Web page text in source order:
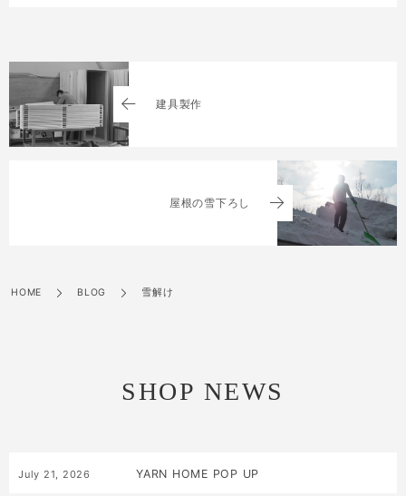
建具製作
屋根の雪下ろし
HOME BLOG 雪解け
SHOP NEWS
July 21, 2026 YARN HOME POP UP